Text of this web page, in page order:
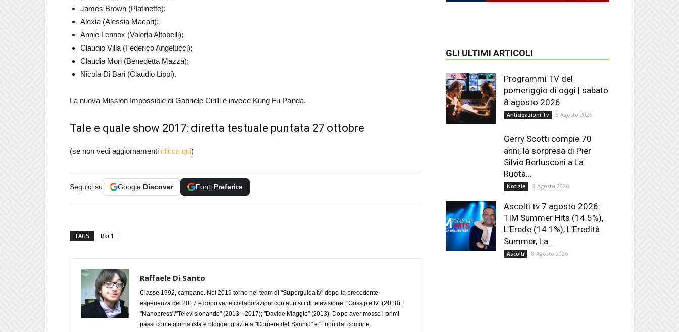
James Brown (Platinette);
Alexia (Alessia Macari);
Annie Lennox (Valeria Altobelli);
Claudio Villa (Federico Angelucci);
Claudia Mori (Benedetta Mazza);
Nicola Di Bari (Claudio Lippi).
La nuova Mission Impossible di Gabriele Cirilli è invece Kung Fu Panda.
Tale e quale show 2017: diretta testuale puntata 27 ottobre
(se non vedi aggiornamenti clicca qui)
Seguici su Google Discover Fonti Preferite
TAGS Rai 1
Raffaele Di Santo
Classe 1992, campano. Nel 2019 torno nel team di "Superguida tv" dopo la precedente
esperienza del 2017 e dopo varie collaborazioni con altri siti di televisione: "Gossip e tv" (2018);
"Nanopress"/"Televisionando" (2013 - 2017); "Davide Maggio" (2013). Dopo aver mosso i primi
passi come giornalista e blogger grazie a "Corriere del Sannio" e "Fuori dal comune
GLI ULTIMI ARTICOLI
Programmi TV del
pomeriggio di oggi | sabato
8 agosto 2026
Anticipazioni Tv 8 Agosto 2026
Gerry Scotti compie 70
anni, la sorpresa di Pier
Silvio Berlusconi a La
Ruota...
Notizie 8 Agosto 2026
Ascolti tv 7 agosto 2026:
TIM Summer Hits (14.5%),
L’Erede (14.1%), L’Eredità
Summer, La...
Ascolti 8 Agosto 2026